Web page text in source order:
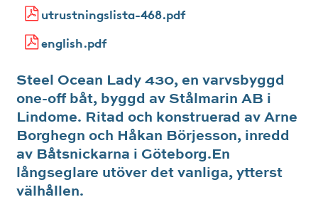
utrustningslista-468.pdf
english.pdf
Steel Ocean Lady 430, en varvsbyggd
one-off båt, byggd av Stålmarin AB i
Lindome. Ritad och konstruerad av Arne
Borghegn och Håkan Börjesson, inredd
av Båtsnickarna i Göteborg.En
långseglare utöver det vanliga, ytterst
välhållen.